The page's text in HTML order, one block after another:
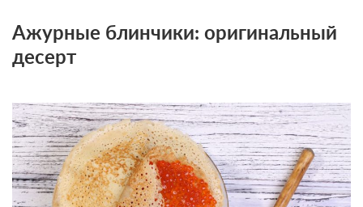
Ажурные блинчики: оригинальный
десерт